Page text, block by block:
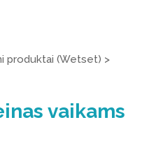
produktai (Wetset) >
vaikams